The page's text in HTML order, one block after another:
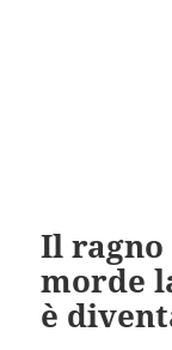
Il ragno
morde
è